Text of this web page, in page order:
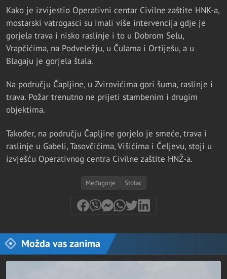
Kako je izvijestio Operativni centar Civilne zaštite HNK-a,
mostarski vatrogasci su imali više intervencija gdje je
gorjela trava i nisko raslinje i to u Dobrom Selu,
Vrapčićima, na Podveležju, u Čulama i Ortiješu, a u
Blagaju je gorjela štala.
Na području Čapljine, u Zvirovićima gori šuma, raslinje i
trava. Požar trenutno ne prijeti stambenim i drugim
objektima.
Također, na području Čapljine gorjelo je smeće, trava i
raslinje u Gabeli, Tasovčićima, Višićima i Čeljevu, stoji u
izvješću Operativnog centra Civilne zaštite HNŽ-a.
Međugorje Stolac
Možda vas zanima